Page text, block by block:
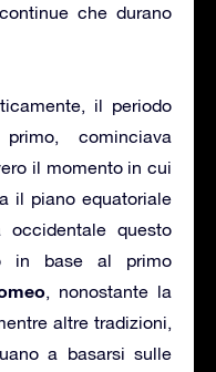
che durano
il periodo
cominciava
il momento in cui
il piano equatoriale
occidentale questo
in base al primo
, nonostante la
altre tradizioni,
a basarsi sulle